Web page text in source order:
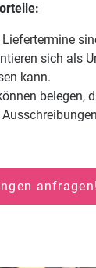
sich als
kann.
belegen,
anfragen!